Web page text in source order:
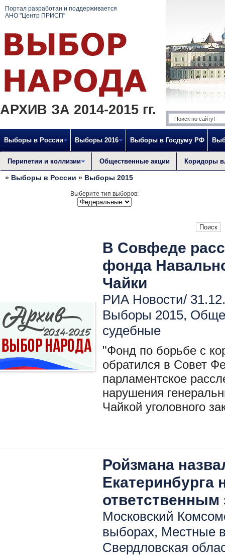
Портал разработан и поддерживается
АНО "Центр ПРИСП"
АРХИВ ЗА 2014-2015 гг.
Выборы в России Выборы 2016 Выборы в Госдуму РФ
Перипетии и коллизии Общественные акции Коридоры
» Выборы в России » Выборы 2015
Выберите тип выборов:
В Совфеде
фонда
Чайки
РИА Новости/
Выборы 2015,
судебные
"Фонд по борьбе с
обратился в Совет
парламентское
нарушения
Чайкой уголовного
Ройзмана
Екатеринбурга
ответственным
Московский
выборах, Местные
Свердловская